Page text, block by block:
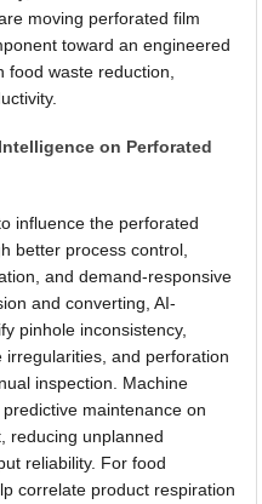
moving perforated film
toward an engineered
waste reduction,
on Perforated
influence the perforated
better process control,
and demand-responsive
and converting, AI-
pinhole inconsistency,
and perforation
inspection. Machine
maintenance on
reducing unplanned
reliability. For food
correlate product respiration